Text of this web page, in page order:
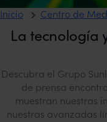
Inicio Centro de
La tecnología
Descubra el Grupo
de prensa
muestran nuestras
nuestras avanzadas